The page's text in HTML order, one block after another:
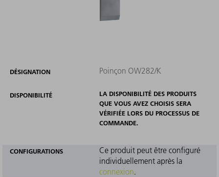
DÉSIGNATION Poinçon OW282/K
DISPONIBILITÉ
LA DISPONIBILITÉ DES PRODUITS
QUE VOUS AVEZ CHOISIS SERA
VÉRIFIÉE LORS DU PROCESSUS DE
COMMANDE.
CONFIGURATIONS
Ce produit peut être configuré
individuellement après la
connexion.